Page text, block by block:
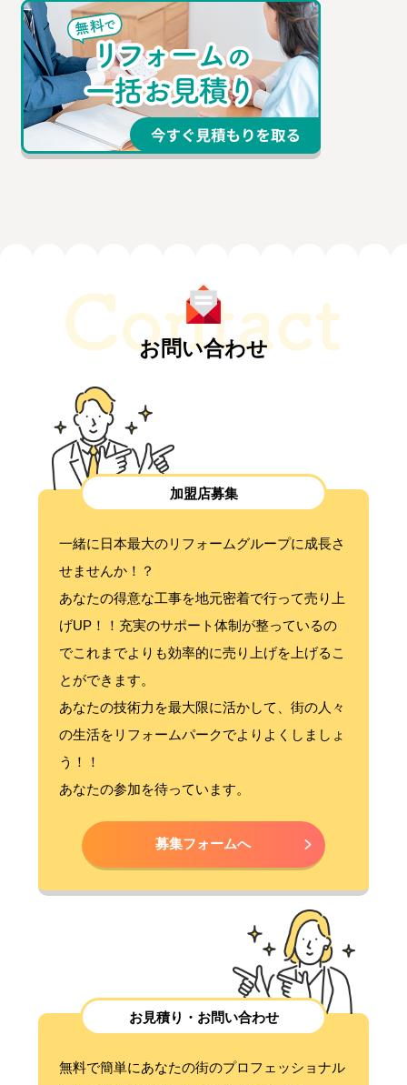
お問い合わせ
加盟店募集
一緒に日本最大のリフォームグループに成長さ
せませんか！？
あなたの得意な工事を地元密着で行って売り上
げUP！！充実のサポート体制が整っているの
でこれまでよりも効率的に売り上げを上げるこ
とができます。
あなたの技術力を最大限に活かして、街の人々
の生活をリフォームパークでよりよくしましょ
う！！
あなたの参加を待っています。
募集フォームへ
お見積り・お問い合わせ
無料で簡単にあなたの街のプロフェッショナル